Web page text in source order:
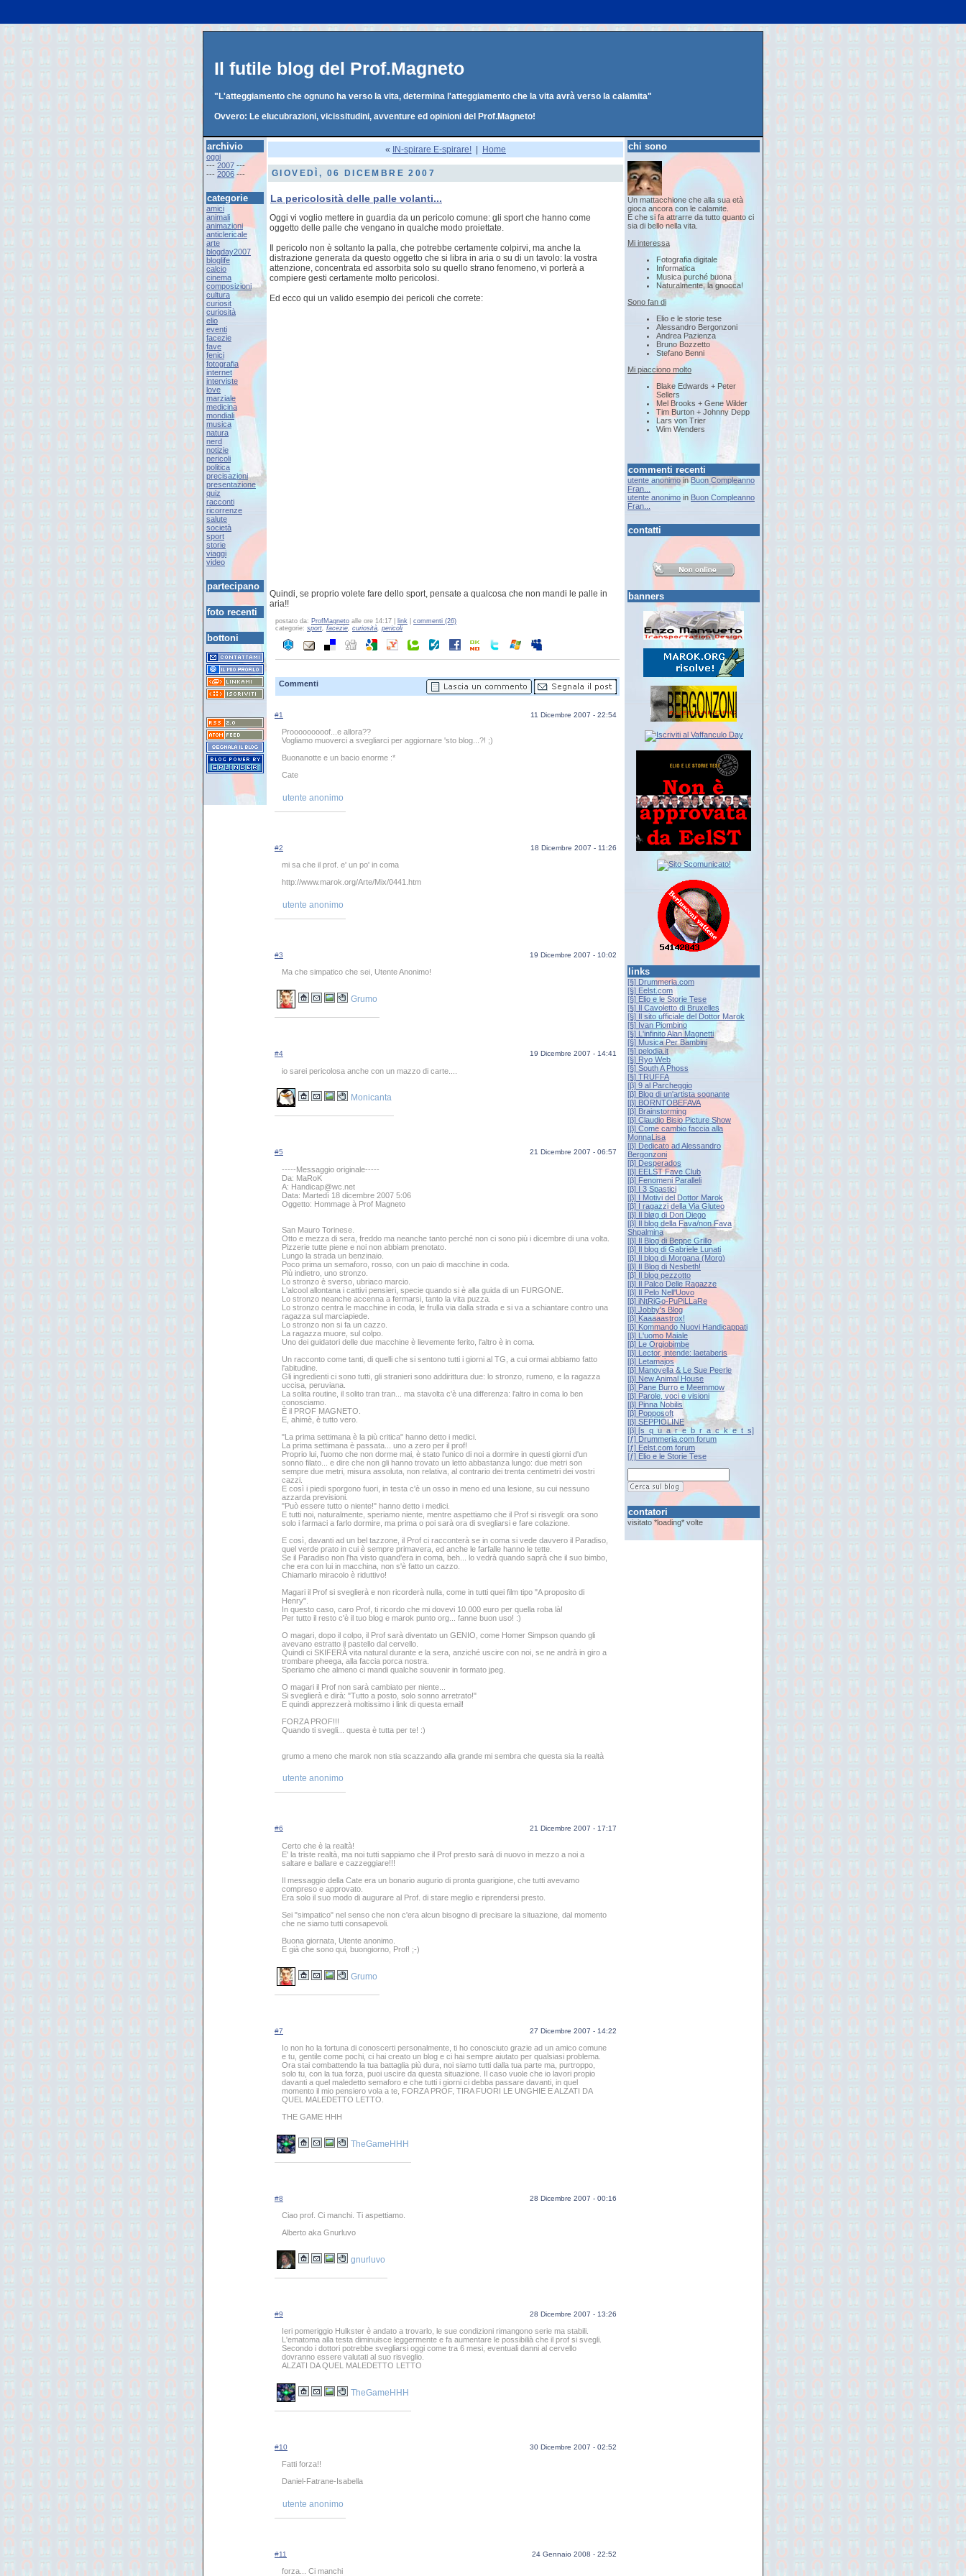
Il futile blog del Prof.Magneto
"L'atteggiamento che ognuno ha verso la vita, determina l'atteggiamento che la vita avrà verso la calamita"
Ovvero: Le elucubrazioni, vicissitudini, avventure ed opinioni del Prof.Magneto!
archivio
oggi
--- 2007 ---
--- 2006 ---
categorie
amici
animali
animazioni
anticlericale
arte
blogday2007
bloglife
calcio
cinema
composizioni
cultura
curiosit
curiosità
elio
eventi
facezie
fave
fenici
fotografia
internet
interviste
love
marziale
medicina
mondiali
musica
natura
nerd
notizie
pericoli
politica
precisazioni
presentazione
quiz
racconti
ricorrenze
salute
società
sport
storie
viaggi
video
partecipano
foto recenti
bottoni
chi sono
Un mattacchione che alla sua età
gioca ancora con le calamite.
E che si fa attrarre da tutto quanto ci
sia di bello nella vita.
Mi interessa
Fotografia digitale
Informatica
Musica purché buona
Naturalmente, la gnocca!
Sono fan di
Elio e le storie tese
Alessandro Bergonzoni
Andrea Pazienza
Bruno Bozzetto
Stefano Benni
Mi piacciono molto
Blake Edwards + Peter
Sellers
Mel Brooks + Gene Wilder
Tim Burton + Johnny Depp
Lars von Trier
Wim Wenders
commenti recenti
utente anonimo in Buon Compleanno
Fran...
utente anonimo in Buon Compleanno
Fran...
contatti
banners
links
[§] Drummeria.com
[§] Eelst.com
[§] Elio e le Storie Tese
[§] Il Cavoletto di Bruxelles
[§] Il sito ufficiale del Dottor Marok
[§] Ivan Piombino
[§] L'infinito Alan Magnetti
[§] Musica Per Bambini
[§] pelodia.it
[§] Ryo Web
[§] South A Phoss
[§] TRUFFA
[β] 9 al Parcheggio
[β] Blog di un'artista sognante
[β] BORNTOBEFAVA
[β] Brainstorming
[β] Claudio Bisio Picture Show
[β] Come cambio faccia alla
MonnaLisa
[β] Dedicato ad Alessandro
Bergonzoni
[β] Desperados
[β] EELST Fave Club
[β] Fenomeni Paralleli
[β] I 3 Spastici
[β] I Motivi del Dottor Marok
[β] I ragazzi della Via Gluteo
[β] Il bløg di Don Diego
[β] Il blog della Fava/non Fava
Shpalmina
[β] Il Blog di Beppe Grillo
[β] Il blog di Gabriele Lunati
[β] Il blog di Morgana (Morg)
[β] Il Blog di Nesbeth!
[β] Il blog pezzotto
[β] Il Palco Delle Ragazze
[β] Il Pelo Nell'Uovo
[β] iNtRiGo-PuPiLLaRe
[β] Jobby's Blog
[β] Kaaaaastrox!
[β] Kommando Nuovi Handicappati
[β] L'uomo Maiale
[β] Le Orgiobimbe
[β] Lector, intende: laetaberis
[β] Letamajos
[β] Manovella & Le Sue Peerle
[β] New Animal House
[β] Pane Burro e Meemmow
[β] Parole, voci e visioni
[β] Pinna Nobilis
[β] Popposoft
[β] SEPPIOLINE
[β] [s_q_u_a_r_e_b_r_a_c_k_e_t_s]
[ƒ] Drummeria.com forum
[ƒ] Eelst.com forum
[ƒ] Elio e le Storie Tese
contatori
visitato *loading* volte
« IN-spirare E-spirare! | Home
GIOVEDÌ, 06 DICEMBRE 2007
La pericolosità delle palle volanti...
Oggi vi voglio mettere in guardia da un pericolo comune: gli sport che hanno come
oggetto delle palle che vengano in qualche modo proiettate.
Il pericolo non è soltanto la palla, che potrebbe certamente colpirvi, ma anche la
distrazione generata da questo oggetto che si libra in aria o su di un tavolo: la vostra
attenzione, concentrata ed assorbita solo su quello strano fenomeno, vi porterà a
compiere gesti certamente molto pericolosi.
Ed ecco qui un valido esempio dei pericoli che correte:
Quindi, se proprio volete fare dello sport, pensate a qualcosa che non mandi le palle in
aria!!
postato da: ProfMagneto alle ore 14:17 | link
commenti (26)
categorie: sport facezie curiosità pericoli
Commenti
#1 11 Dicembre 2007 - 22:54
Prooooooooof...e allora??
Vogliamo muoverci a svegliarci per aggiornare 'sto blog...?! ;)
Buonanotte e un bacio enorme :*
Cate
utente anonimo
#2 18 Dicembre 2007 - 11:26
mi sa che il prof. e' un po' in coma
http://www.marok.org/Arte/Mix/0441.htm
utente anonimo
#3 19 Dicembre 2007 - 10:02
Ma che simpatico che sei, Utente Anonimo!
Grumo
#4 19 Dicembre 2007 - 14:41
io sarei pericolosa anche con un mazzo di carte....
Monicanta
#5 21 Dicembre 2007 - 06:57
-----Messaggio originale-----
Da: MaRoK
A: Handicap@wc.net
Data: Martedì 18 dicembre 2007 5:06
Oggetto: Hommage à Prof Magneto
San Mauro Torinese.
Otto e mezza di sera, freddo ma neanche tanto perché non ci sono più i dicembre di una volta.
Pizzerie tutte piene e noi non abbiam prenotato.
Lungo la strada un benzinaio.
Poco prima un semaforo, rosso, con un paio di macchine in coda.
Più indietro, uno stronzo.
Lo stronzo è sverso, ubriaco marcio.
L'alcool allontana i cattivi pensieri, specie quando si è alla guida di un FURGONE.
Lo stronzo neanche accenna a fermarsi, tanto la vita puzza.
Lo stronzo centra le macchine in coda, le frulla via dalla strada e si va a schiantare contro una
ragazza sul marciapiede.
Lo stronzo non si fa un cazzo.
La ragazza muore, sul colpo.
Uno dei guidatori delle due macchine è lievemente ferito, l'altro è in coma.
Un racconto come tanti, di quelli che si sentono tutti i giorni al TG, a cui ormai abbiamo fatto
l'abitudine.
Gli ingredienti ci sono tutti, gli stranieri sono addirittura due: lo stronzo, rumeno, e la ragazza
uccisa, peruviana.
La solita routine, il solito tran tran... ma stavolta c'è una differenza: l'altro in coma lo ben
conosciamo.
È il PROF MAGNETO.
E, ahimè, è tutto vero.
"La prima settimana è la più critica" hanno detto i medici.
La prima settimana è passata... uno a zero per il prof!
Proprio lui, l'uomo che non dorme mai, è stato l'unico di noi a dormire in questi giorni d'un
sonno filato... e dire che non gli hanno trovato un letto abbastanza lungo: due metri son
sempre due metri, misura assoluta, non relativa, al contrario dei trenta centimetri dei vostri
cazzi.
E così i piedi sporgono fuori, in testa c'è un osso in meno ed una lesione, su cui nessuno
azzarda previsioni.
"Può essere tutto o niente!" hanno detto i medici.
E tutti noi, naturalmente, speriamo niente, mentre aspettiamo che il Prof si risvegli: ora sono
solo i farmaci a farlo dormire, ma prima o poi sarà ora di svegliarsi e fare colazione.
E così, davanti ad un bel tazzone, il Prof ci racconterà se in coma si vede davvero il Paradiso,
quel verde prato in cui è sempre primavera, ed anche le farfalle hanno le tette.
Se il Paradiso non l'ha visto quand'era in coma, beh... lo vedrà quando saprà che il suo bimbo,
che era con lui in macchina, non s'è fatto un cazzo.
Chiamarlo miracolo è riduttivo!
Magari il Prof si sveglierà e non ricorderà nulla, come in tutti quei film tipo "A proposito di
Henry".
In questo caso, caro Prof, ti ricordo che mi dovevi 10.000 euro per quella roba là!
Per tutto il resto c'è il tuo blog e marok punto org... fanne buon uso! :)
O magari, dopo il colpo, il Prof sarà diventato un GENIO, come Homer Simpson quando gli
avevano estratto il pastello dal cervello.
Quindi ci SKIFERÀ vita natural durante e la sera, anziché uscire con noi, se ne andrà in giro a
trombare pheega, alla faccia porca nostra.
Speriamo che almeno ci mandi qualche souvenir in formato jpeg.
O magari il Prof non sarà cambiato per niente...
Si sveglierà e dirà: "Tutto a posto, solo sonno arretrato!"
E quindi apprezzerà moltissimo i link di questa email!
FORZA PROF!!!
Quando ti svegli... questa è tutta per te! :)
grumo a meno che marok non stia scazzando alla grande mi sembra che questa sia la realtà
utente anonimo
#6 21 Dicembre 2007 - 17:17
Certo che è la realtà!
E' la triste realtà, ma noi tutti sappiamo che il Prof presto sarà di nuovo in mezzo a noi a
saltare e ballare e cazzeggiare!!!
Il messaggio della Cate era un bonario augurio di pronta guarigione, che tutti avevamo
compreso e approvato.
Era solo il suo modo di augurare al Prof. di stare meglio e riprendersi presto.
Sei "simpatico" nel senso che non c'era alcun bisogno di precisare la situazione, dal momento
che ne siamo tutti consapevoli.
Buona giornata, Utente anonimo.
E già che sono qui, buongiorno, Prof! ;-)
Grumo
#7 27 Dicembre 2007 - 14:22
Io non ho la fortuna di conoscerti personalmente, ti ho conosciuto grazie ad un amico comune
e tu, gentile come pochi, ci hai creato un blog e ci hai sempre aiutato per qualsiasi problema.
Ora stai combattendo la tua battaglia più dura, noi siamo tutti dalla tua parte ma, purtroppo,
solo tu, con la tua forza, puoi uscire da questa situazione. Il caso vuole che io lavori propio
davanti a quel maledetto semaforo e che tutti i giorni ci debba passare davanti, in quel
momento il mio pensiero vola a te, FORZA PROF, TIRA FUORI LE UNGHIE E ALZATI DA
QUEL MALEDETTO LETTO.
THE GAME HHH
TheGameHHH
#8 28 Dicembre 2007 - 00:16
Ciao prof. Ci manchi. Ti aspettiamo.
Alberto aka Gnurluvo
gnurluvo
#9 28 Dicembre 2007 - 13:26
Ieri pomeriggio Hulkster è andato a trovarlo, le sue condizioni rimangono serie ma stabili.
L'ematoma alla testa diminuisce leggermente e fa aumentare le possibilià che il prof si svegli.
Secondo i dottori potrebbe svegliarsi oggi come tra 6 mesi, eventuali danni al cervello
dovranno essere valutati al suo risveglio.
ALZATI DA QUEL MALEDETTO LETTO
TheGameHHH
#10 30 Dicembre 2007 - 02:52
Fatti forza!!
Daniel-Fatrane-Isabella
utente anonimo
#11 24 Gennaio 2008 - 22:52
forza... Ci manchi